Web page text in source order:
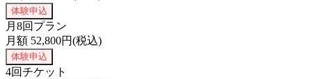
体験申込
月8回プラン
月額 52,800円(税込)
体験申込
4回チケット